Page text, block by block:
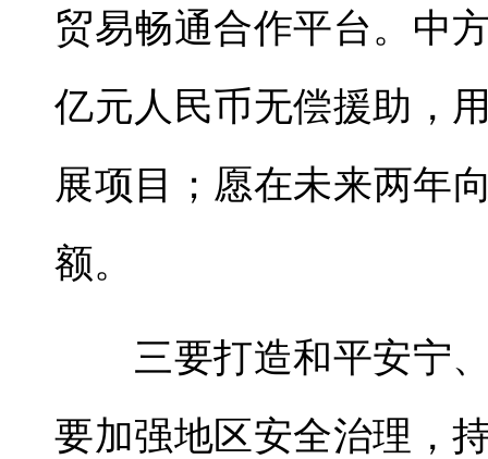
贸易畅通合作平台。中
亿元人民币无偿援助，
展项目；愿在未来两年
额。
三要打造和平安宁、
要加强地区安全治理，